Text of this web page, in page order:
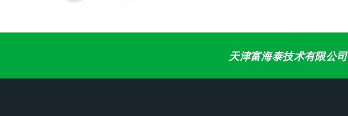
天津富海泰技术有限公司